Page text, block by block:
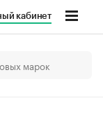
кабинет